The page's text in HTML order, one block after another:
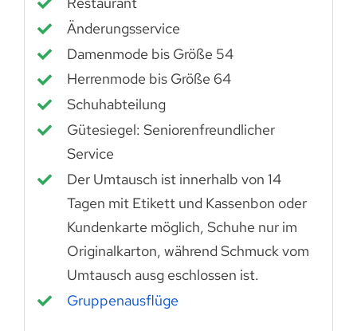
Änderungsservice
Damenmode bis Größe 54
Herrenmode bis Größe 64
Schuhabteilung
Gütesiegel: Seniorenfreundlicher
Service
Der Umtausch ist innerhalb von 14
Tagen mit Etikett und Kassenbon oder
Kundenkarte möglich, Schuhe nur im
Originalkarton, während Schmuck vom
Umtausch ausg eschlossen ist.
Gruppenausflüge